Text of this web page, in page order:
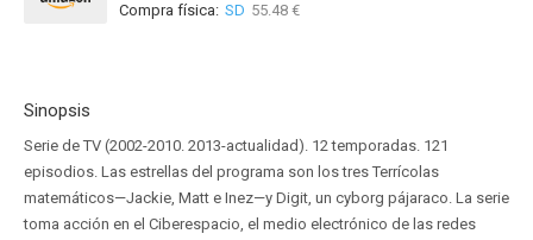
Compra física: SD 55.48 €
Sinopsis
Serie de TV (2002-2010. 2013-actualidad). 12 temporadas. 121
episodios. Las estrellas del programa son los tres Terrícolas
matemáticos—Jackie, Matt e Inez—y Digit, un cyborg pájaraco. La serie
toma acción en el Ciberespacio, el medio electrónico de las redes